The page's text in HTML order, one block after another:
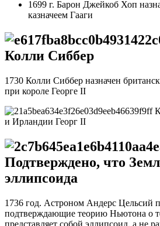
1699 г. Барон Джейкоб Хоп
казначеем Гааги
Колли Сиббер
1730 Колли Сиббер назначен
при короле Георге II
и Ирландии Георг II
Подтверждено, что
эллипсоида
1736 год. Астроном Андерс Цельсий
подтверждающие теорию Ньютона о
представляет собой эллипсоид, а не